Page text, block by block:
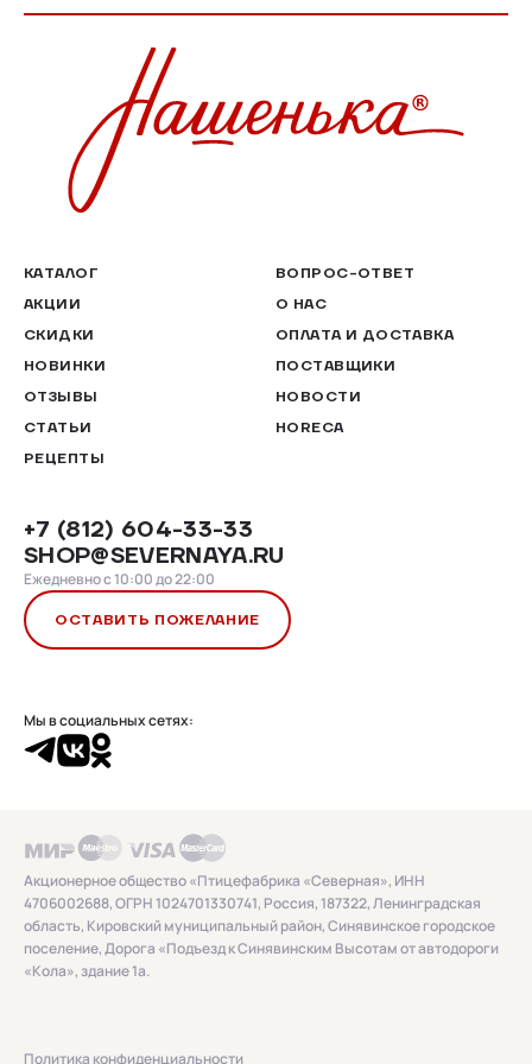
КАТАЛОГ
АКЦИИ
СКИДКИ
НОВИНКИ
ОТЗЫВЫ
СТАТЬИ
РЕЦЕПТЫ
ВОПРОС-ОТВЕТ
О НАС
ОПЛАТА И ДОСТАВКА
ПОСТАВЩИКИ
НОВОСТИ
HORECA
Мы в социальных сетях:
+7 (812) 604-33-33
SHOP@SEVERNAYA.RU
Ежедневно с 10:00 до 22:00
ОСТАВИТЬ ПОЖЕЛАНИЕ
Политика конфиденциальности
Акционерное общество «Птицефабрика «Северная», ИНН
4706002688, ОГРН 1024701330741, Россия, 187322, Ленинградская
область, Кировский муниципальный район, Синявинское городское
поселение, Дорога «Подъезд к Синявинским Высотам от автодороги
«Кола», здание 1а.